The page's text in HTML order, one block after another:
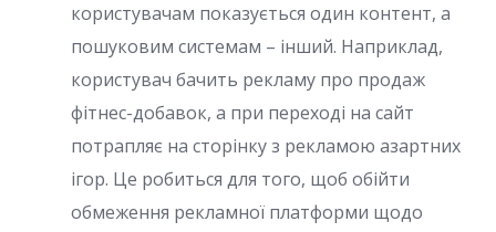
користувачам показується один контент, а
пошуковим системам – інший. Наприклад,
користувач бачить рекламу про продаж
фітнес-добавок, а при переході на сайт
потрапляє на сторінку з рекламою азартних
ігор. Це робиться для того, щоб обійти
обмеження рекламної платформи щодо